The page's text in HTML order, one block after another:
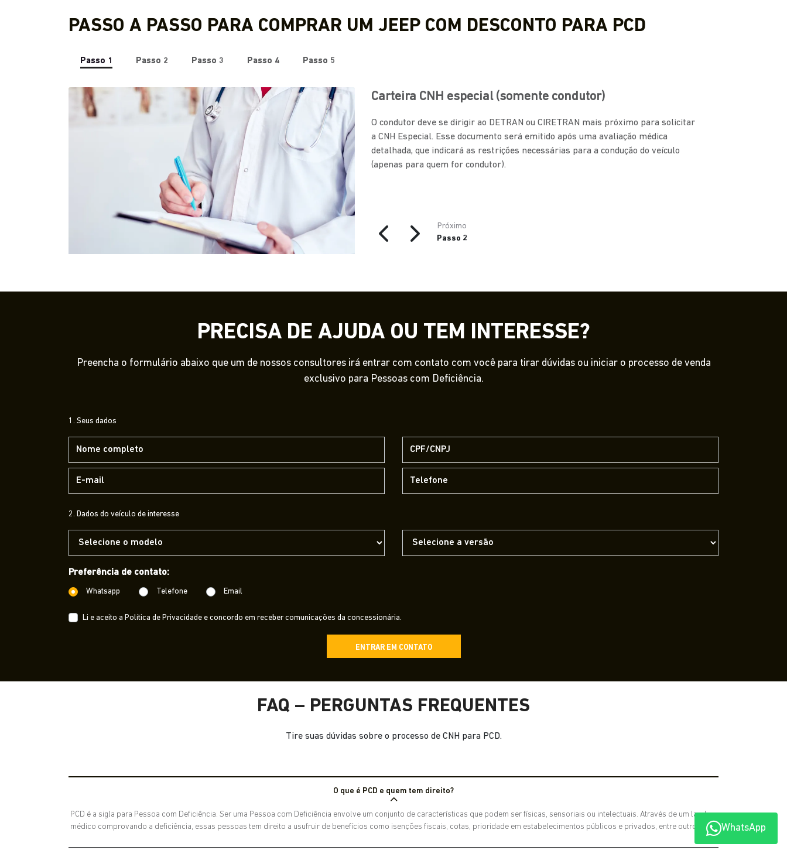
PASSO A PASSO PARA COMPRAR UM JEEP COM DESCONTO PARA PCD
Passo 1 Passo 2 Passo 3 Passo 4 Passo 5
Carteira CNH especial (somente condutor)
O condutor deve se dirigir ao DETRAN ou CIRETRAN mais próximo para solicitar
a CNH Especial. Esse documento será emitido após uma avaliação médica
detalhada, que indicará as restrições necessárias para a condução do veículo
(apenas para quem for condutor).
Próximo
Passo 2
PRECISA DE AJUDA OU TEM INTERESSE?
Preencha o formulário abaixo que um de nossos consultores irá entrar com contato com você para tirar dúvidas ou iniciar o processo de venda
exclusivo para Pessoas com Deficiência.
1. Seus dados
2. Dados do veículo de interesse
Preferência de contato:
Whatsapp Telefone Email
Li e aceito a Política de Privacidade e concordo em receber comunicações da concessionária.
ENTRAR EM CONTATO
FAQ – PERGUNTAS FREQUENTES
Tire suas dúvidas sobre o processo de CNH para PCD.
O que é PCD e quem tem direito?
PCD é a sigla para Pessoa com Deficiência. Ser uma Pessoa com Deficiência envolve um conjunto de características que podem ser físicas, sensoriais ou intelectuais. Através de um laudo
médico comprovando a deficiência, essas pessoas tem direito a usufruir de benefícios como isenções fiscais, cotas, prioridade em estabelecimentos públicos e privados, entre outros.
WhatsApp